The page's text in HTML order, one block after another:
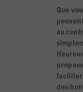
Que
au
faciliter
des